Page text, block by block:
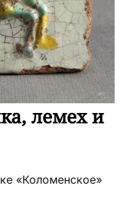
лемех и
«Коломенское»